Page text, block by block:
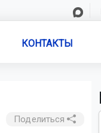
КОНТАКТЫ
Поделиться